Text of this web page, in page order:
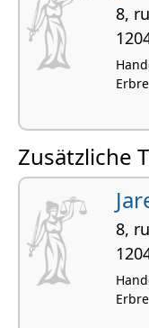
8,
Zusätzliche
8,